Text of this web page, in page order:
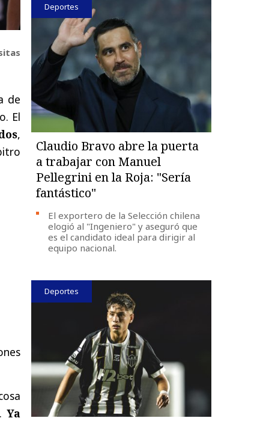
de
El
,
Ya
Deportes
Claudio Bravo abre la puerta
a trabajar con Manuel
Pellegrini en la Roja: "Sería
fantástico"
El exportero de la Selección chilena
elogió al "Ingeniero" y aseguró que
es el candidato ideal para dirigir al
equipo nacional.
Deportes